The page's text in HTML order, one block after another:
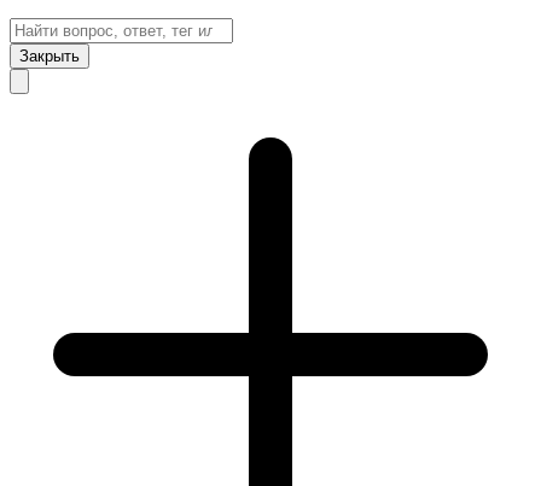
Закрыть